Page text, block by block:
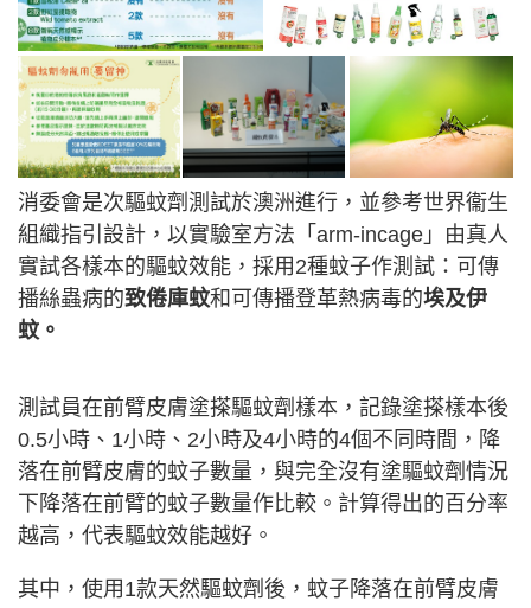
消委會是次驅蚊劑測試於澳洲進行，並參考世界衞生
組織指引設計，以實驗室方法「arm-incage」由真人
實試各樣本的驅蚊效能，採用2種蚊子作測試：可傳
播絲蟲病的致倦庫蚊和可傳播登革熱病毒的埃及伊
蚊。
測試員在前臂皮膚塗搽驅蚊劑樣本，記錄塗搽樣本後
0.5小時、1小時、2小時及4小時的4個不同時間，降
落在前臂皮膚的蚊子數量，與完全沒有塗驅蚊劑情況
下降落在前臂的蚊子數量作比較。計算得出的百分率
越高，代表驅蚊效能越好。
其中，使用1款天然驅蚊劑後，蚊子降落在前臂皮膚